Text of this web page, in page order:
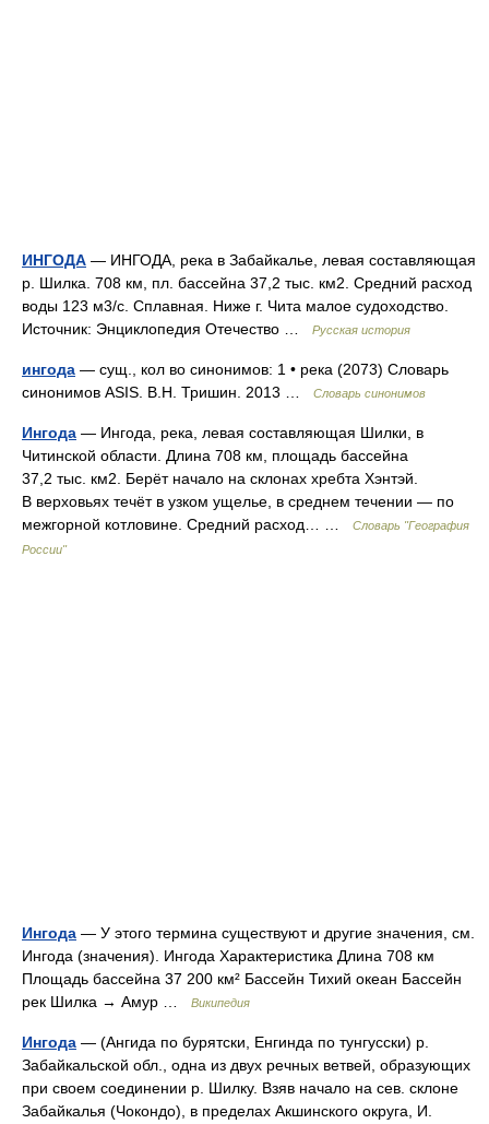
ИНГОДА — ИНГОДА, река в Забайкалье, левая составляющая
р. Шилка. 708 км, пл. бассейна 37,2 тыс. км2. Средний расход
воды 123 м3/с. Сплавная. Ниже г. Чита малое судоходство.
Источник: Энциклопедия Отечество …
Русская история
ингода — сущ., кол во синонимов: 1 • река (2073) Словарь
синонимов ASIS. В.Н. Тришин. 2013 …
Словарь синонимов
Ингода — Ингода, река, левая составляющая Шилки, в
Читинской области. Длина 708 км, площадь бассейна
37,2 тыс. км2. Берёт начало на склонах хребта Хэнтэй.
В верховьях течёт в узком ущелье, в среднем течении — по
межгорной котловине. Средний расход… …
Словарь "География
России"
Ингода — У этого термина существуют и другие значения, см.
Ингода (значения). Ингода Характеристика Длина 708 км
Площадь бассейна 37 200 км² Бассейн Тихий океан Бассейн
рек Шилка → Амур …
Википедия
Ингода — (Ангида по бурятски, Енгинда по тунгусски) р.
Забайкальской обл., одна из двух речных ветвей, образующих
при своем соединении р. Шилку. Взяв начало на сев. склоне
Забайкалья (Чокондо), в пределах Акшинского округа, И.